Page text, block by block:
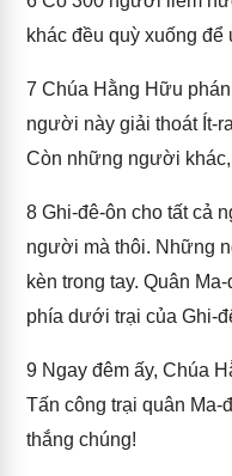
khác đều quỳ xuống để
7 Chúa Hằng Hữu
người này giải thoát Ít-
Còn những người
8 Ghi-đê-ôn cho tất cả
người mà thôi. Những
kèn trong tay. Quân
phía dưới trại của Ghi-
9 Ngay đêm ấy, Chúa
Tấn công trại quân Ma-
thắng chúng!